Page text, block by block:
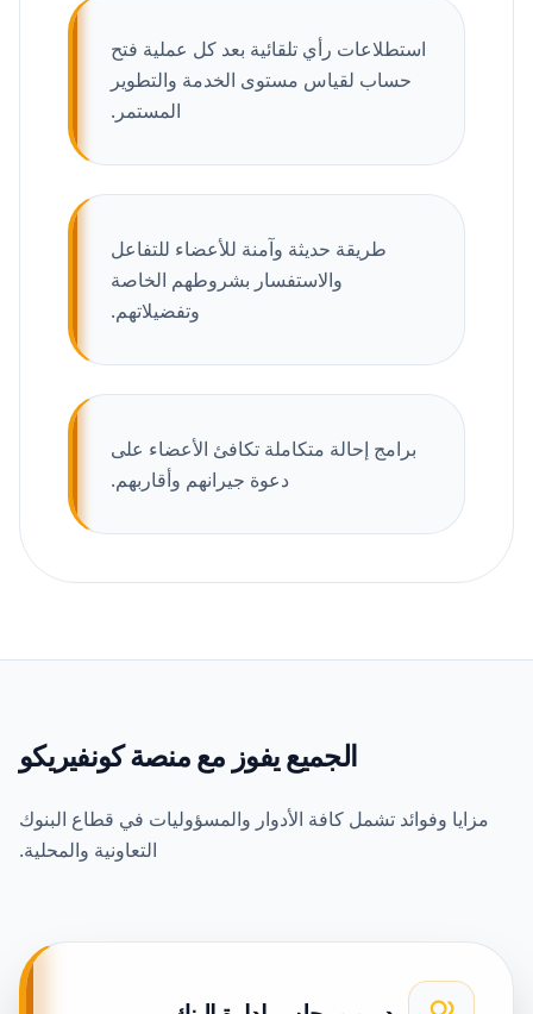
استطلاعات رأي تلقائية بعد كل عملية فتح
حساب لقياس مستوى الخدمة والتطوير
المستمر.
طريقة حديثة وآمنة للأعضاء للتفاعل
والاستفسار بشروطهم الخاصة
وتفضيلاتهم.
برامج إحالة متكاملة تكافئ الأعضاء على
دعوة جيرانهم وأقاربهم.
الجميع يفوز مع منصة كونفيريكو
مزايا وفوائد تشمل كافة الأدوار والمسؤوليات في قطاع البنوك
التعاونية والمحلية.